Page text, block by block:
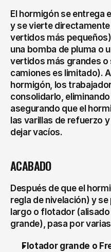
El hormigón se entrega
y se vierte
vertidos más
una bomba de pluma o
vertidos más grandes o
camiones es limitado).
hormigón, los
consolidarlo,
asegurando que el
las varillas de refuerzo
dejar vacíos.
ACABADO
Después de que el
regla de nivelación) y
largo o flotador
grande), pasa por
Flotador grande o